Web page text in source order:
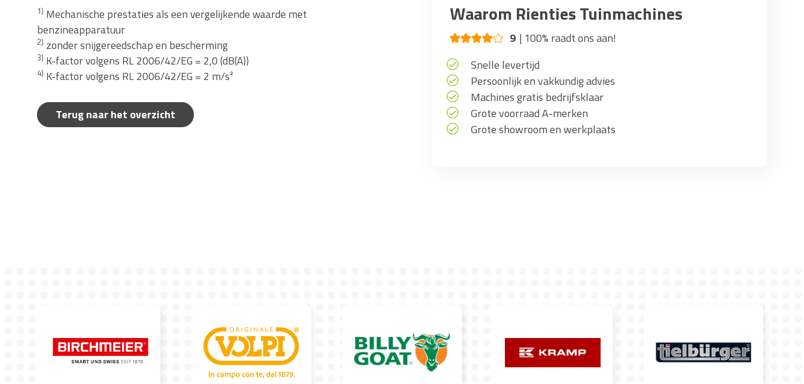
Waarom Rienties Tuinmachines
9 100% raadt ons aan!
Snelle levertijd
Persoonlijk en vakkundig advies
Machines gratis bedrijfsklaar
Grote voorraad A-merken
Grote showroom en werkplaats
1) Mechanische prestaties als een vergelijkende waarde met
benzineapparatuur
2) zonder snijgereedschap en bescherming
3) K-factor volgens RL 2006/42/EG = 2,0 (dB(A))
4) K-factor volgens RL 2006/42/EG = 2 m/s²
Terug naar het overzicht